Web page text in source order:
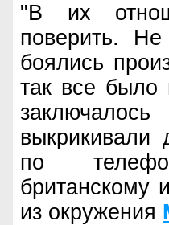
"В их
поверить.
боялись
так все
выкрикивали
по
британскому
из окружения